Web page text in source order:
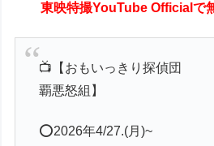
東映特撮YouTube Officialで
📺️【おもいっきり探偵団
覇悪怒組】
⭕️2026年4/27.(月)~